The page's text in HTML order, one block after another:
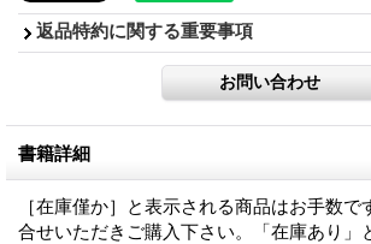
返品特約に関する重要事項
書籍詳細
［在庫僅か］と表示される商品はお手数で
合せいただきご購入下さい。「在庫あり」